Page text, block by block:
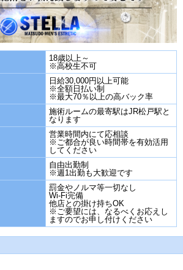
18歳以上～
※高校生不可
日給30,000円以上可能
※全額日払い制
※最大70％以上の高バック率
施術ルームの最寄駅はJR松戸駅と
なります
営業時間内にて応相談
※ご都合が良い時間帯を有効活用
してください
自由出勤制
※週1出勤も大歓迎です
罰金やノルマ等一切なし
Wi-Fi完備
他店との掛け持ちOK
※ご要望には、なるべくお応えし
ますのでお申し付けください